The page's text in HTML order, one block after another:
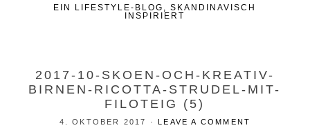
EIN LIFESTYLE-BLOG, SKANDINAVISCH
INSPIRIERT
2017-10-SKOEN-OCH-KREATIV-
BIRNEN-RICOTTA-STRUDEL-MIT-
FILOTEIG (5)
4. OKTOBER 2017 ·LEAVE A COMMENT